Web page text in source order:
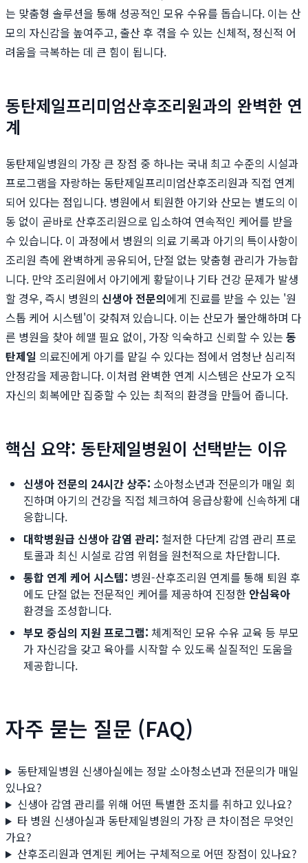
는 맞춤형 솔루션을 통해 성공적인 모유 수유를 돕습니다. 이는 산
모의 자신감을 높여주고, 출산 후 겪을 수 있는 신체적, 정신적 어
려움을 극복하는 데 큰 힘이 됩니다.
동탄제일프리미엄산후조리원과의 완벽한 연
계
동탄제일병원의 가장 큰 장점 중 하나는 국내 최고 수준의 시설과
프로그램을 자랑하는 동탄제일프리미엄산후조리원과 직접 연계
되어 있다는 점입니다. 병원에서 퇴원한 아기와 산모는 별도의 이
동 없이 곧바로 산후조리원으로 입소하여 연속적인 케어를 받을
수 있습니다. 이 과정에서 병원의 의료 기록과 아기의 특이사항이
조리원 측에 완벽하게 공유되어, 단절 없는 맞춤형 관리가 가능합
니다. 만약 조리원에서 아기에게 황달이나 기타 건강 문제가 발생
할 경우, 즉시 병원의 신생아 전문의에게 진료를 받을 수 있는 '원
스톱 케어 시스템'이 갖춰져 있습니다. 이는 산모가 불안해하며 다
른 병원을 찾아 헤맬 필요 없이, 가장 익숙하고 신뢰할 수 있는 동
탄제일 의료진에게 아기를 맡길 수 있다는 점에서 엄청난 심리적
안정감을 제공합니다. 이처럼 완벽한 연계 시스템은 산모가 오직
자신의 회복에만 집중할 수 있는 최적의 환경을 만들어 줍니다.
핵심 요약: 동탄제일병원이 선택받는 이유
신생아 전문의 24시간 상주: 소아청소년과 전문의가 매일 회
진하며 아기의 건강을 직접 체크하여 응급상황에 신속하게 대
응합니다.
대학병원급 신생아 감염 관리: 철저한 다단계 감염 관리 프로
토콜과 최신 시설로 감염 위험을 원천적으로 차단합니다.
통합 연계 케어 시스템: 병원-산후조리원 연계를 통해 퇴원 후
에도 단절 없는 전문적인 케어를 제공하여 진정한 안심육아
환경을 조성합니다.
부모 중심의 지원 프로그램: 체계적인 모유 수유 교육 등 부모
가 자신감을 갖고 육아를 시작할 수 있도록 실질적인 도움을
제공합니다.
자주 묻는 질문 (FAQ)
동탄제일병원 신생아실에는 정말 소아청소년과 전문의가 매일
있나요?
신생아 감염 관리를 위해 어떤 특별한 조치를 취하고 있나요?
타 병원 신생아실과 동탄제일병원의 가장 큰 차이점은 무엇인
가요?
산후조리원과 연계된 케어는 구체적으로 어떤 장점이 있나요?